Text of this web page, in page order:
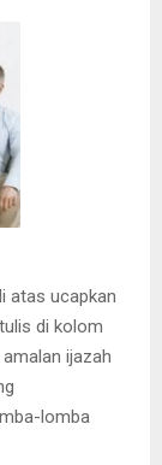
atas ucapkan
di kolom
ijazah
lomba